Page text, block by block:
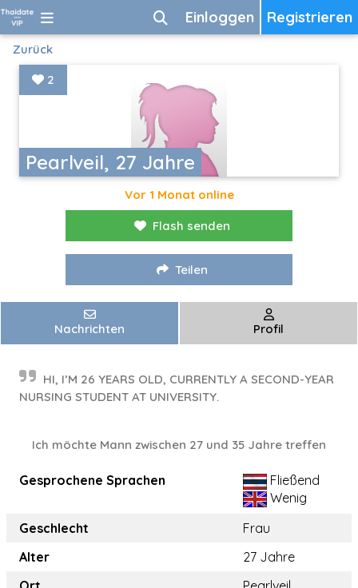
Registrieren
Einloggen
Zurück
Pearlveil, 27 Jahre
2
Vor 1 Monat online
Flash senden
Teilen
Nachrichten Profil
HI, I’M 26 YEARS OLD, CURRENTLY A SECOND-YEAR
NURSING STUDENT AT UNIVERSITY.
Ich möchte Mann zwischen 27 und 35 Jahre treffen
Gesprochene Sprachen
Fließend
Wenig
Geschlecht
Frau
Alter
27 Jahre